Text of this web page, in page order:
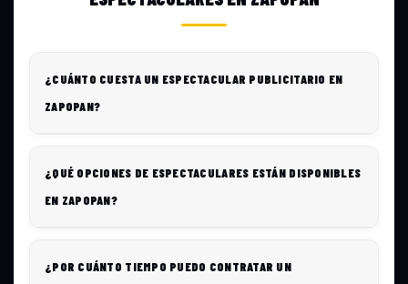
¿CUÁNTO CUESTA UN ESPECTACULAR PUBLICITARIO EN
ZAPOPAN?
¿QUÉ OPCIONES DE ESPECTACULARES ESTÁN DISPONIBLES
EN ZAPOPAN?
¿POR CUÁNTO TIEMPO PUEDO CONTRATAR UN